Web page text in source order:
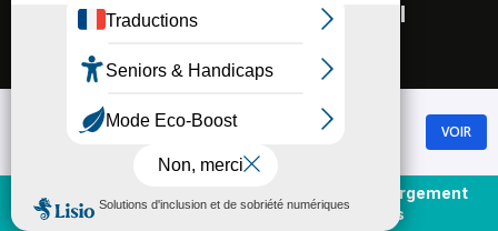
En direct
Achat et rechargement
forfaits
Contacter l'Office par mail
Chamrousse Réservation
Régie Remontées Mécaniques
Mairie
Chamrousse
GRATUIT - Sur Google Play VOIR